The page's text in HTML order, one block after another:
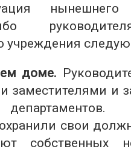
нынешнего
учреждения
доме.
заместителями и
свои
собственных